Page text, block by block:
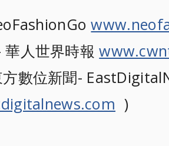
華人世界時報
方數位新聞-
)